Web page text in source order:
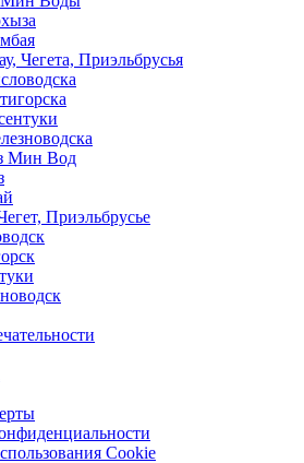
Чегета, Приэльбрусья
Мин Вод
Приэльбрусье
Cookie